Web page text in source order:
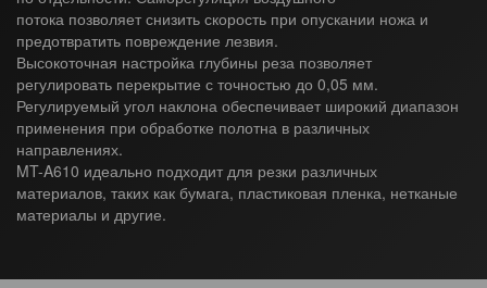
потока позволяет снизить скорость при опускании ножа и
предотвратить повреждение лезвия.
Высокоточная настройка глубины реза позволяет
регулировать перекрытие с точностью до 0,05 мм.
Регулируемый угол наклона обеспечивает широкий диапазон
применения при обработке полотна в различных
направлениях.
MT-A610 идеально подходит для резки различных
материалов, таких как бумага, пластиковая пленка, нетканые
материалы и другие.